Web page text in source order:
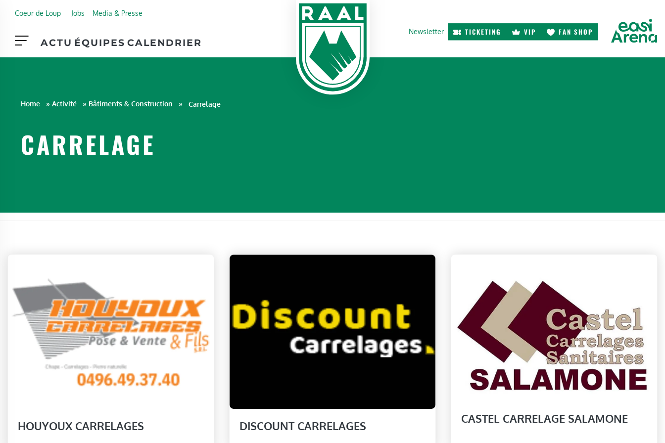
Coeur de Loup Jobs Media & Presse
Newsletter TICKETING VIP FAN SHOP
ACTU ÉQUIPES CALENDRIER
CARRELAGE
Home » Activité » Bâtiments & Construction » Carrelage
HOUYOUX CARRELAGES DISCOUNT CARRELAGES
CASTEL CARRELAGE SALAMONE